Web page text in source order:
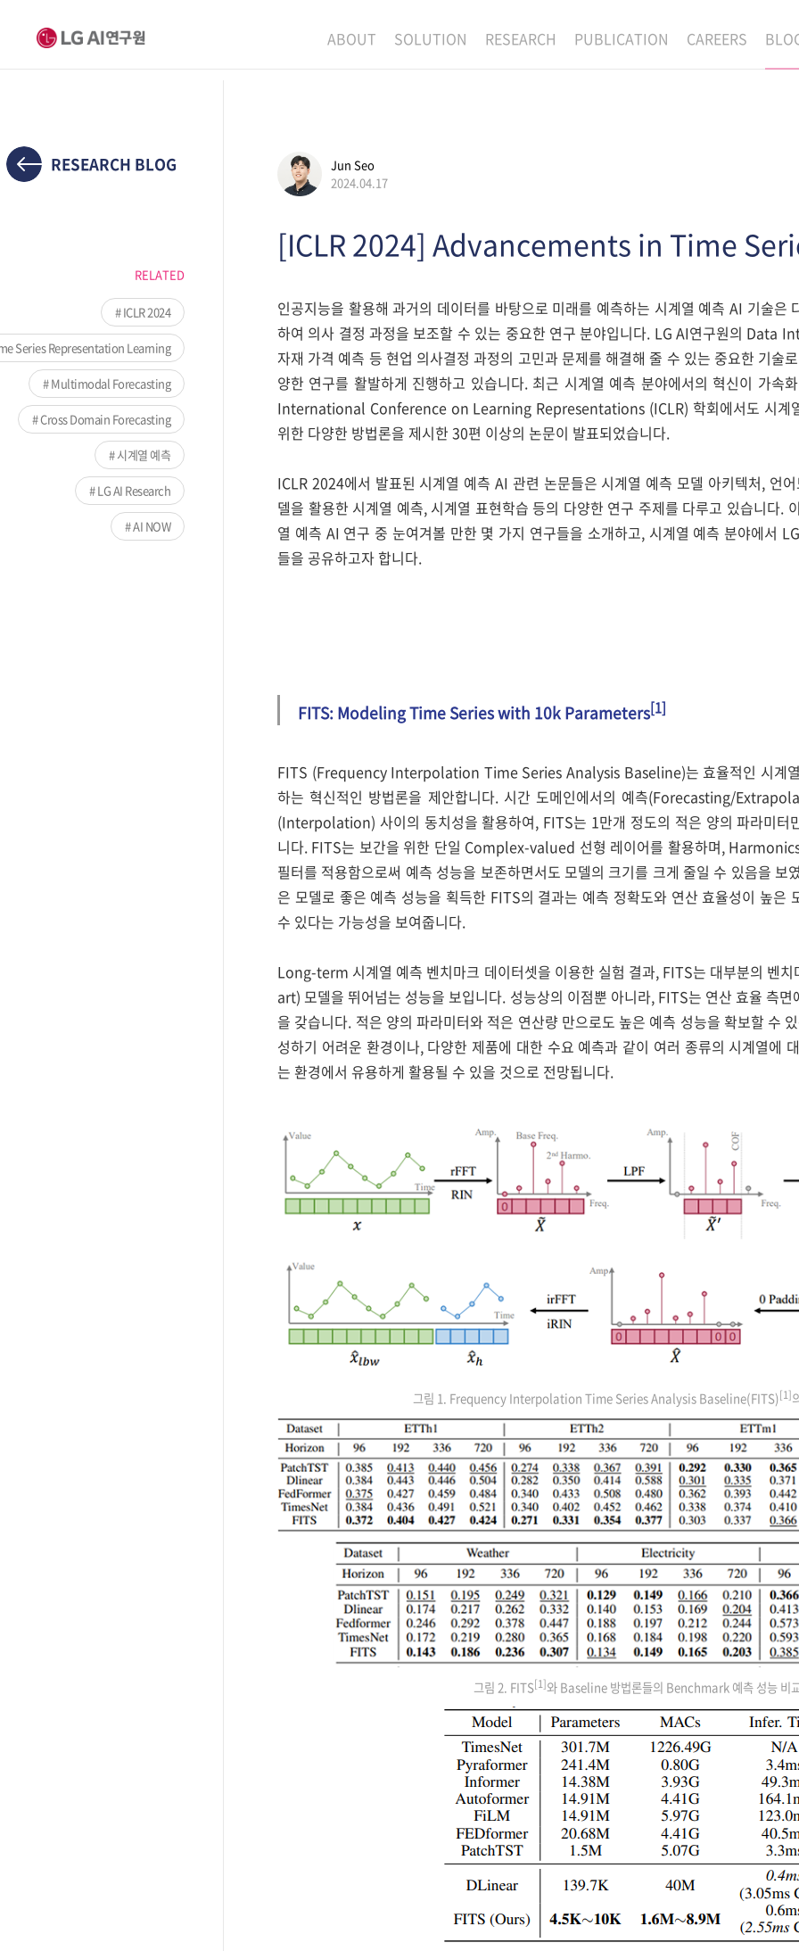
ABOUT
LOCATION
SOLUTION RESEARCH
DATA INTELLIGENCE
ADVANCED AGENT
PUBLICATION CAREERS
RESEARCH BLOG
RELATED
ICLR 2024
Series Representation Learning
Multimodal Forecasting
Cross Domain Forecasting
시계열 예측
LG AI Research
AI NOW
Jun Seo
2024.04.17
[ICLR 2024] Advancements in Time
인공지능을 활용해 과거의 데이터를 바탕으로 미래를 예측하는 시계열 예측 AI 기술은
하여 의사 결정 과정을 보조할 수 있는 중요한 연구 분야입니다. LG AI연구원의 Data
자재 가격 예측 등 현업 의사결정 과정의 고민과 문제를 해결해 줄 수 있는 중요한 기술
양한 연구를 활발하게 진행하고 있습니다. 최근 시계열 예측 분야에서의 혁신이 가속
International Conference on Learning Representations (ICLR) 학회에서도 시계
위한 다양한 방법론을 제시한 30편 이상의 논문이 발표되었습니다.
ICLR 2024에서 발표된 시계열 예측 AI 관련 논문들은 시계열 예측 모델 아키텍처, 언
델을 활용한 시계열 예측, 시계열 표현학습 등의 다양한 연구 주제를 다루고 있습니다.
열 예측 AI 연구 중 눈여겨볼 만한 몇 가지 연구들을 소개하고, 시계열 예측 분야에서
들을 공유하고자 합니다.
FITS: Modeling Time Series with 10k Parameters[1]
FITS (Frequency Interpolation Time Series Analysis Baseline)는 효율적인 시계열
하는 혁신적인 방법론을 제안합니다. 시간 도메인에서의 예측(Forecasting/
(Interpolation) 사이의 동치성을 활용하여, FITS는 1만개 정도의 적은 양의 파라미터
니다. FITS는 보간을 위한 단일 Complex-valued 선형 레이어를 활용하며,
필터를 적용함으로써 예측 성능을 보존하면서도 모델의 크기를 크게 줄일 수 있음을 보
은 모델로 좋은 예측 성능을 획득한 FITS의 결과는 예측 정확도와 연산 효율성이 높은
수 있다는 가능성을 보여줍니다.
Long-term 시계열 예측 벤치마크 데이터셋을 이용한 실험 결과, FITS는 대부분의 벤
art) 모델을 뛰어넘는 성능을 보입니다. 성능상의 이점뿐 아니라, FITS는 연산 효율 측
을 갖습니다. 적은 양의 파라미터와 적은 연산량 만으로도 높은 예측 성능을 확보할 수
성하기 어려운 환경이나, 다양한 제품에 대한 수요 예측과 같이 여러 종류의 시계열에
는 환경에서 유용하게 활용될 수 있을 것으로 전망됩니다.
그림 1. Frequency Interpolation Time Series Analysis Baseline(FITS)[1]
그림 2. FITS[1]와 Baseline 방법론들의 Benchmark 예측 성능 비